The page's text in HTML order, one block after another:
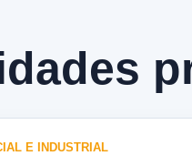
E INDUSTRIAL